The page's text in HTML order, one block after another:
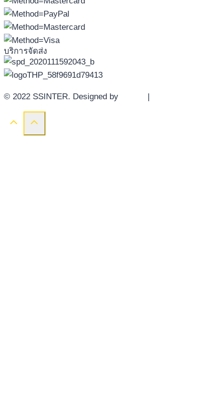
บริการจัดส่ง
© 2022 SSINTER. Designed by |